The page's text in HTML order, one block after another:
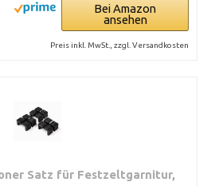
Bei Amazon
ansehen
Preis inkl. MwSt., zzgl. Versandkosten
Satz für Festzeltgarnitur,